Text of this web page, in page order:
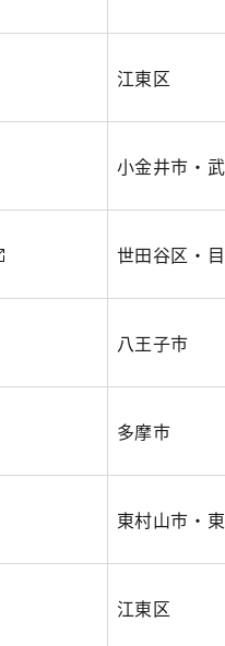
江東区
小金井市・
世田谷区・
八王子市
多摩市
東村山市・
江東区